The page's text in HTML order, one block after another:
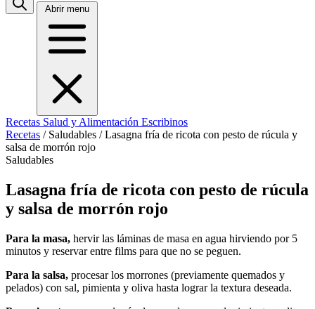
Abrir menu
Recetas Salud y Alimentación Escribinos
Recetas / Saludables / Lasagna fría de ricota con pesto de rúcula y
salsa de morrón rojo
Saludables
Lasagna fría de ricota con pesto de rúcula
y salsa de morrón rojo
Para la masa, hervir las láminas de masa en agua hirviendo por 5
minutos y reservar entre films para que no se peguen.
Para la salsa, procesar los morrones (previamente quemados y
pelados) con sal, pimienta y oliva hasta lograr la textura deseada.